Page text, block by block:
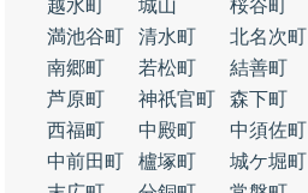
越水町
城山 桜谷町
満池谷町
清水町 北名次町
南郷町
若松町 結善町
芦原町
神祇官町 森下町
西福町
中殿町 中須佐町
中前田町
櫨塚町 城ケ堀町